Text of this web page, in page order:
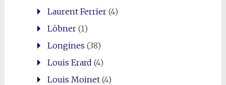
Laurent Ferrier(4)
Löbner(1)
Longines (38)
Louis Erard (4)
Louis Moinet(4)